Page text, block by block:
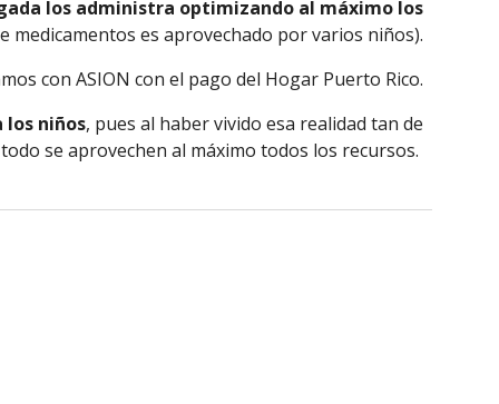
los administra optimizando al máximo los
medicamentos es aprovechado por varios niños).
con ASION con el pago del Hogar Puerto Rico.
los niños, pues al haber vivido esa realidad tan de
se aprovechen al máximo todos los recursos.